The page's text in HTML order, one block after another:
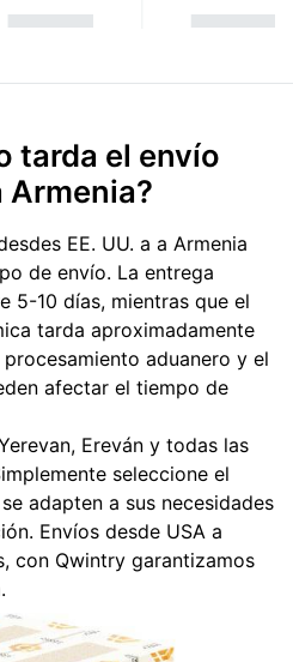
tarda el envío
Armenia?
EE. UU. a a Armenia
de envío. La entrega
5-10 días, mientras que el
tarda aproximadamente
aduanero y el
afectar el tiempo de
Ereván y todas las
seleccione el
adapten a sus necesidades
Envíos desde USA a
con Qwintry garantizamos